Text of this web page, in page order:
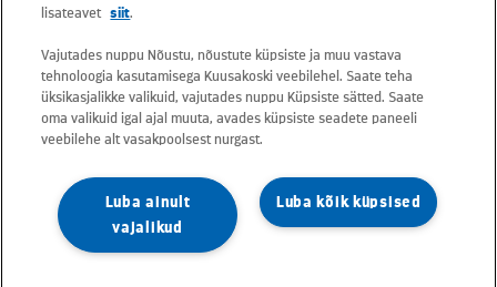
Kõik e-posti aadressid on kujul
eesnimi.perekonnanimi@kuusakoski.com
Konkreetsete tegevuskohtade
kontaktandmete vaatamiseks valige
lisateavet
siit.
Vajutades nuppu Nõustu, nõustute küpsiste ja muu vastava
tehnoloogia kasutamisega Kuusakoski veebilehel. Saate teha
üksikasjalikke valikuid, vajutades nuppu Küpsiste sätted. Saate
oma valikuid igal ajal muuta, avades küpsiste seadete paneeli
veebilehe alt vasakpoolsest nurgast.
Luba kõik küpsised
Luba ainult
vajalikud